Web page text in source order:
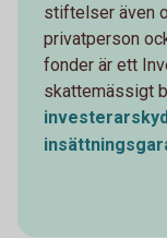
stiftelser även
privatperson
fonder är ett
skattemässigt